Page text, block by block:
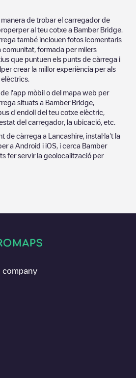
manera de trobar el carregador de
al teu cotxe a Bamber Bridge
també inclouen fotos icomentaris
formada per milers
que puntuen els punts de càrrega i
crear la millor experiència per als
l'app mòbil o del mapa web per
situats a Bamber Bridge
d'endoll del teu cotxe elèctric,
del carregador, la ubicació, etc.
de càrrega a Lancashire , instal·la't la
a Android i iOS, i cerca Bamber
fer servir la geolocalització per
company